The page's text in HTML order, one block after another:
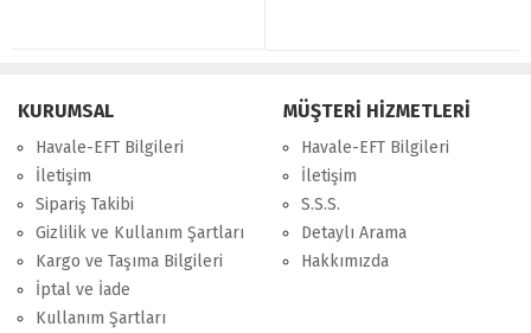
KURUMSAL
Havale-EFT Bilgileri
İletişim
Sipariş Takibi
Gizlilik ve Kullanım Şartları
Kargo ve Taşıma Bilgileri
İptal ve İade
Kullanım Şartları
MÜŞTERİ HİZMETLERİ
Havale-EFT Bilgileri
İletişim
S.S.S.
Detaylı Arama
Hakkımızda